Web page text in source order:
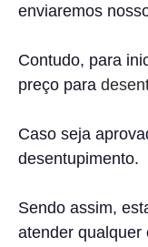
enviaremos
Contudo, para
preço para
Caso seja
desentupimento.
Sendo assim,
atender qualquer